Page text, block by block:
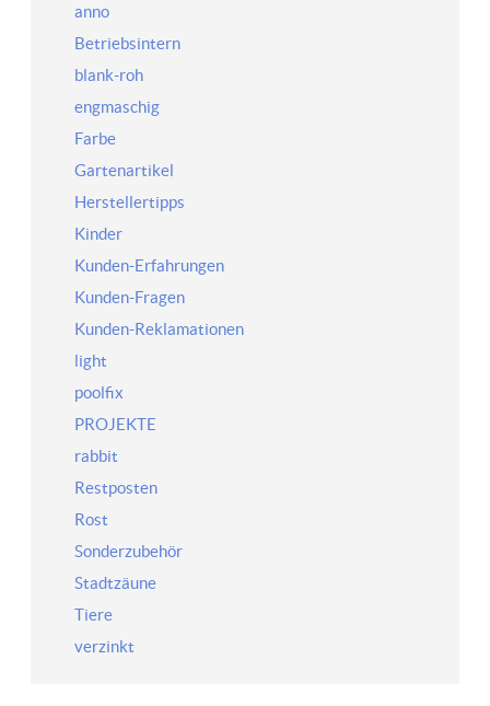
anno
Betriebsintern
blank-roh
engmaschig
Farbe
Gartenartikel
Herstellertipps
Kinder
Kunden-Erfahrungen
Kunden-Fragen
Kunden-Reklamationen
light
poolfix
PROJEKTE
rabbit
Restposten
Rost
Sonderzubehör
Stadtzäune
Tiere
verzinkt